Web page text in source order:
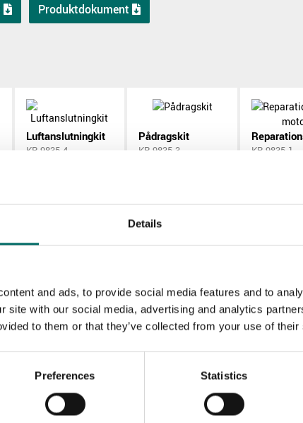
Details
and ads, to provide social media features and to
site with our social media, advertising and analytics
to them or that they’ve collected from your use of
Preferences Statistics
Produktdokument
Luftanslutningkit
KR 9835-4
Pådragskit
KR 9835-3 KR 9835-1